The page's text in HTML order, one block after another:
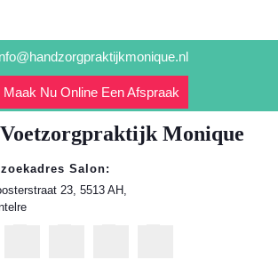
Maak Nu Online Een Afspraak
Monique
Salon:
23, 5513 AH,